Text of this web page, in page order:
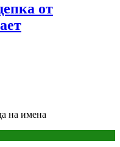
от
на имена